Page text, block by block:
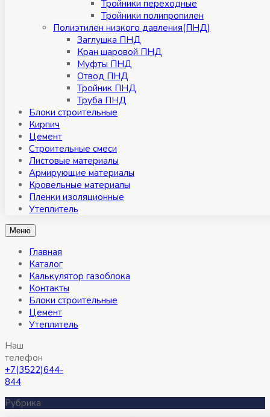
Тройники переходные
Тройники полипропилен
Полиэтилен низкого давления(ПНД)
Заглушка ПНД
Кран шаровой ПНД
Муфты ПНД
Отвод ПНД
Тройник ПНД
Труба ПНД
Блоки строительные
Кирпич
Цемент
Строительные смеси
Листовые материалы
Армирующие материалы
Кровельные материалы
Пленки изоляционные
Утеплитель
Меню
Главная
Каталог
Калькулятор газоблока
Контакты
Блоки строительные
Цемент
Утеплитель
Наш
телефон
+7(3522)644-
844
Рубрика